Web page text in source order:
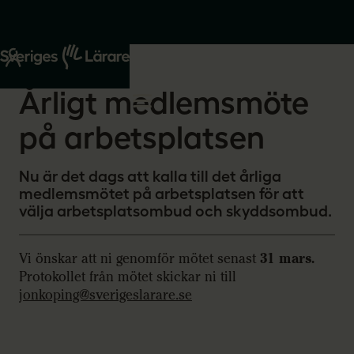
Start
Om oss
2026-01-15
Årligt medlemsmöte
på arbetsplatsen
Nu är det dags att kalla till det årliga
medlemsmötet på arbetsplatsen för att
välja arbetsplatsombud och skyddsombud.
Vi önskar att ni genomför mötet senast 31 mars.
Protokollet från mötet skickar ni till
jonkoping@sverigeslarare.se